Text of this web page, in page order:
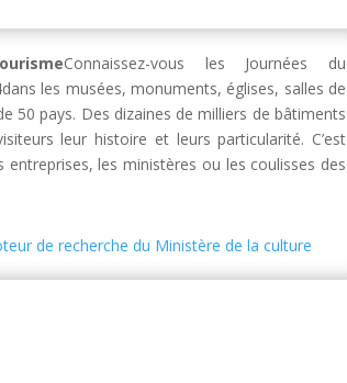
Connaissez-vous les Journées du
les musées, monuments, églises, salles de
50 pays. Des dizaines de milliers de bâtiments
leur histoire et leurs particularité. C’est
entreprises, les ministères ou les coulisses des
de recherche du Ministère de la culture